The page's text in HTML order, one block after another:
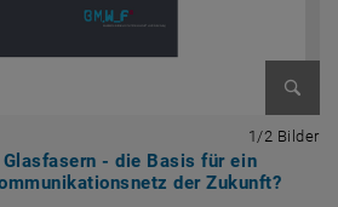
Bild
1/2 Bilder
- die Basis für ein
der Zukunft?